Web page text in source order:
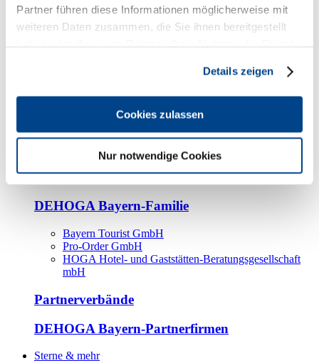
Partner führen diese Informationen möglicherweise mit
weiteren Daten zusammen, die Sie ihnen bereitgestellt
Details zeigen
Cookies zulassen
Nur notwendige Cookies
Kooperationspartner
Tourismusorganisationen
Bayern Tourismus Marketing GmbH
DEHOGA-Familie
Bundesverband
Fachverbände
DEHOGA Bayern-Familie
Bayern Tourist GmbH
Pro-Order GmbH
HOGA Hotel- und Gaststätten-Beratungsgesellschaft
mbH
Partnerverbände
DEHOGA Bayern-Partnerfirmen
Sterne & mehr